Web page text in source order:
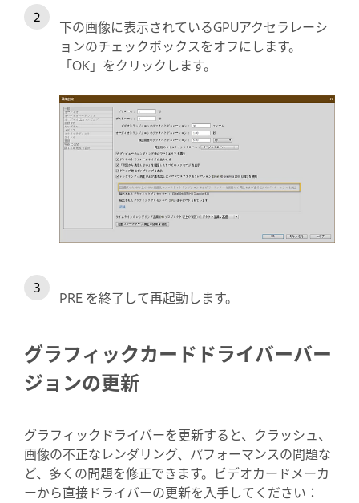
下の画像に表示されているGPUアクセラレーシ
ョンのチェックボックスをオフにします。
「OK」をクリックします。
PRE を終了して再起動します。
グラフィックカードドライバーバー
ジョンの更新
グラフィックドライバーを更新すると、クラッシュ、
画像の不正なレンダリング、パフォーマンスの問題な
ど、多くの問題を修正できます。ビデオカードメーカ
ーから直接ドライバーの更新を入手してください：